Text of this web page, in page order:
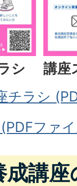
シ
講座
チラシ
ファ
講